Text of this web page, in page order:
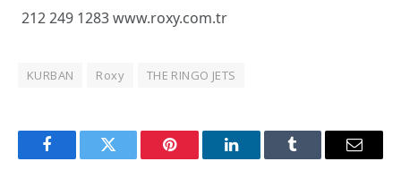
212 249 1283www.roxy.com.tr
KURBAN Roxy THE RINGO JETS
FacebookTwitter Pinterest LinkedInTumblr Email